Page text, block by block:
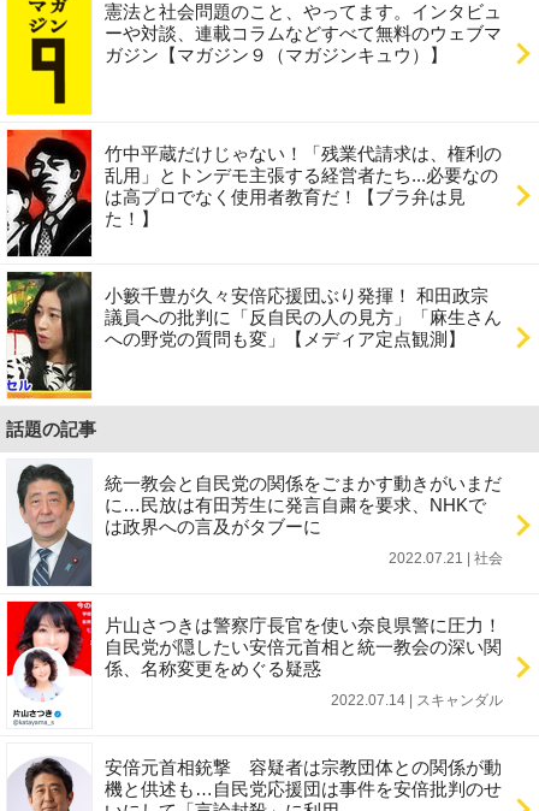
憲法と社会問題のこと、やってます。インタビュ
ーや対談、連載コラムなどすべて無料のウェブマ
ガジン【マガジン９（マガジンキュウ）】
竹中平蔵だけじゃない！「残業代請求は、権利の
乱用」とトンデモ主張する経営者たち...必要なの
は高プロでなく使用者教育だ！【ブラ弁は見
た！】
小籔千豊が久々安倍応援団ぶり発揮！ 和田政宗
議員への批判に「反自民の人の見方」「麻生さん
への野党の質問も変」【メディア定点観測】
話題の記事
統一教会と自民党の関係をごまかす動きがいまだ
に…民放は有田芳生に発言自粛を要求、NHKで
は政界への言及がタブーに
2022.07.21 | 社会
片山さつきは警察庁長官を使い奈良県警に圧力！
自民党が隠したい安倍元首相と統一教会の深い関
係、名称変更をめぐる疑惑
2022.07.14 | スキャンダル
安倍元首相銃撃 容疑者は宗教団体との関係が動
機と供述も…自民党応援団は事件を安倍批判のせ